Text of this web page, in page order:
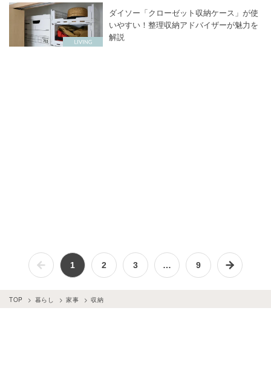
ダイソー「クローゼット収納ケース」が使
いやすい！整理収納アドバイザーが魅力を
解説
1 2 3 … 9
TOP 暮らし 家事 収納